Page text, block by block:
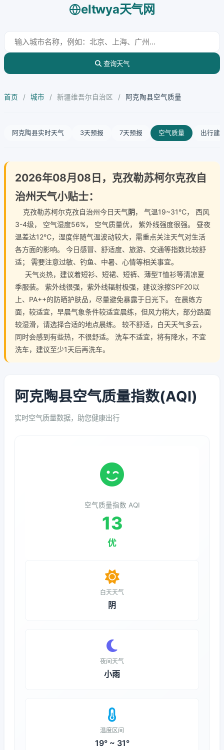
eltwya天气网
查询天气
首页 / 城市 / 新疆维吾尔自治区 / 阿克陶县空气质量
阿克陶县实时天气 3天预报 7天预报 空气质量 出行建
2026年08月08日，克孜勒苏柯尔克孜自
治州天气小贴士：
克孜勒苏柯尔克孜自治州今日天气阴， 气温19~31℃， 西风
3-4级， 空气湿度56%， 空气质量优， 紫外线强度很强。 昼夜
温差达12℃，湿度伴随气温波动较大，需重点关注天气对生活
各方面的影响。 今日感冒、舒适度、旅游、交通等指数比较舒
适； 需要注意过敏、钓鱼、中暑、心情等相关事宜。
天气炎热，建议着短衫、短裙、短裤、薄型T恤衫等清凉夏
季服装。 紫外线很强，紫外线辐射极强，建议涂擦SPF20以
上、PA++的防晒护肤品，尽量避免暴露于日光下。 在晨练方
面，较适宜，早晨气象条件较适宜晨练，但风力稍大，部分路面
较湿滑，请选择合适的地点晨练。 较不舒适，白天天气多云，
同时会感到有些热，不很舒适。 洗车不适宜，将有降水，不宜
洗车，建议至少1天后再洗车。
阿克陶县空气质量指数(AQI)
实时空气质量数据，助您健康出行
空气质量指数 AQI
13
优
白天天气
阴
夜间天气
小雨
温度区间
19° ~ 31°